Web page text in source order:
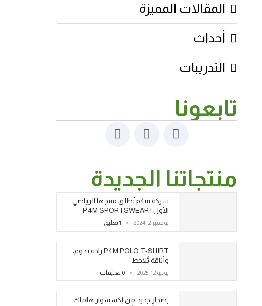
المقالات المميزة
أحداث
التدريبات
تابعونا
منتجاتنا الجديدة
شركة p4m تٌطلق منتجها الرياضي
الأول | P4M SPORTSWEAR
نوفمبر 2, 2024 1 تعليق
P4M POLO T-SHIRT راحة تدوم،
وأناقة تُلاحظ
يونيو 12, 2025 0 تعليقات
إصدار جديد من إكسسوار هاماك